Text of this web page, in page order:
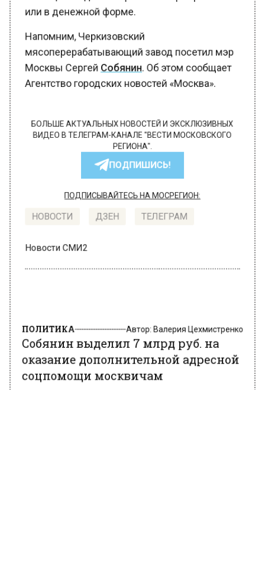
или в денежной форме.
Напомним, Черкизовский
мясоперерабатывающий завод посетил мэр
Москвы Сергей Собянин. Об этом сообщает
Агентство городских новостей «Москва».
БОЛЬШЕ АКТУАЛЬНЫХ НОВОСТЕЙ И ЭКСКЛЮЗИВНЫХ
ВИДЕО В ТЕЛЕГРАМ-КАНАЛЕ "ВЕСТИ МОСКОВСКОГО
РЕГИОНА".
ПОДПИШИСЬ!
ПОДПИСЫВАЙТЕСЬ НА МОСРЕГИОН:
ДЗЕН
Собянин выделил 7 млрд руб. на
оказание дополнительной адресной
соцпомощи москвичам